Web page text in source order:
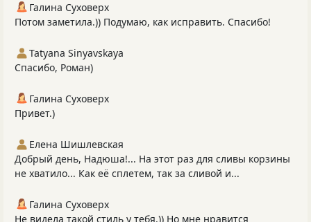
Галина Суховерх
Потом заметила.)) Подумаю, как исправить. Спасибо!
Tatyana Sinyavskaya
Спасибо, Роман)
Галина Суховерх
Привет.)
Елена Шишлевская
Добрый день, Надюша!... На этот раз для сливы корзины
не хватило... Как её сплетем, так за сливой и...
Галина Суховерх
Не видела такой стиль у тебя.)) Но мне нравится